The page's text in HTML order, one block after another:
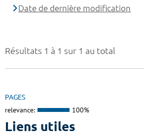
Résultats 1 à 1 sur 1 au total
PAGES
relevance: 100%
Liens utiles
Date de dernière modification